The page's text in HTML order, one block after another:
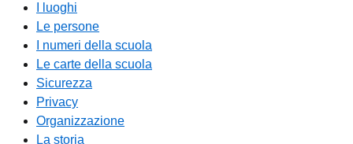
I luoghi
Le persone
I numeri della scuola
Le carte della scuola
Sicurezza
Privacy
Organizzazione
La storia